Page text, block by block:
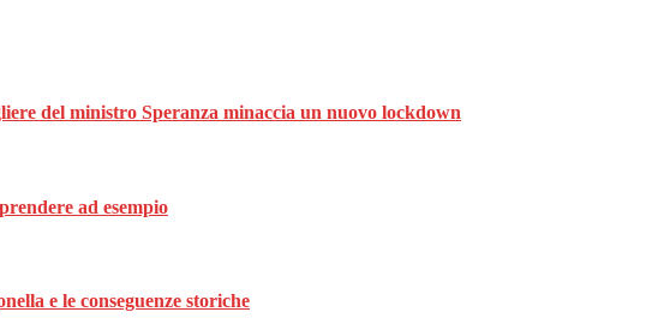
del ministro Speranza minaccia un nuovo lockdown
ad esempio
e le conseguenze storiche